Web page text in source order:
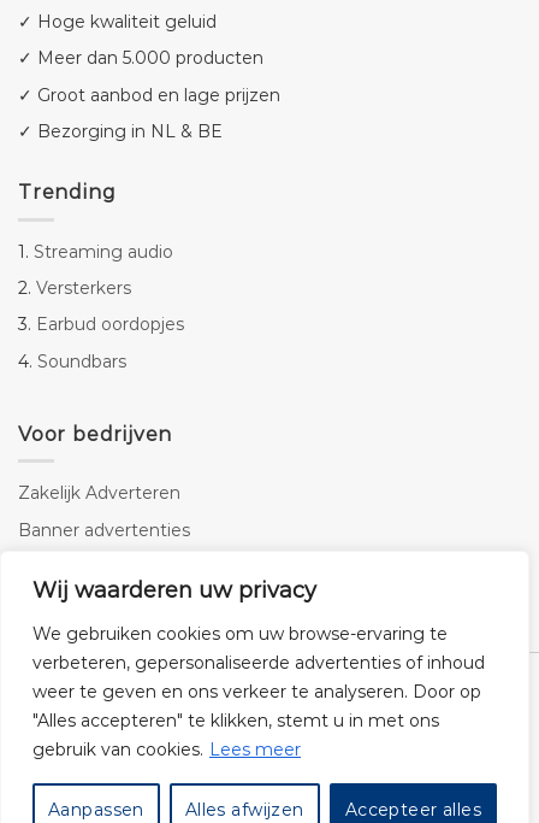
Wij waarderen uw privacy
We gebruiken cookies om uw browse-ervaring te
verbeteren, gepersonaliseerde advertenties of inhoud
weer te geven en ons verkeer te analyseren. Door op
"Alles accepteren" te klikken, stemt u in met ons
gebruik van cookies. Lees meer
Aanpassen Alles afwijzen Accepteer alles
✓ Hoge kwaliteit geluid
✓ Meer dan 5.000 producten
✓ Groot aanbod en lage prijzen
✓ Bezorging in NL & BE
Trending
1. Streaming audio
2. Versterkers
3. Earbud oordopjes
4. Soundbars
Voor bedrijven
Zakelijk Adverteren
Banner advertenties
SEO copywriting